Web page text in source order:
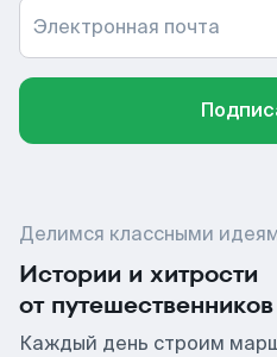
Электронная почта
Делимся классными
Истории и хитрости
от путешественников
Каждый день строим